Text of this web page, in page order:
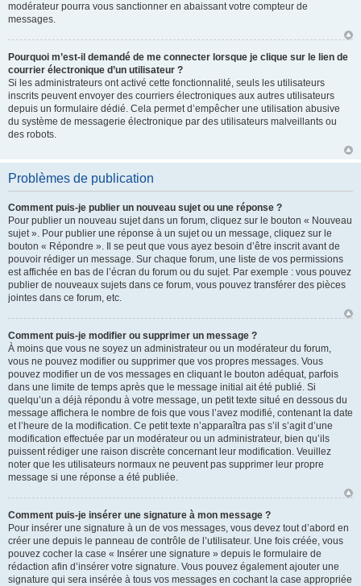
modérateur pourra vous sanctionner en abaissant votre compteur de
messages.
Pourquoi m’est-il demandé de me connecter lorsque je clique sur le lien de
courrier électronique d’un utilisateur ?
Si les administrateurs ont activé cette fonctionnalité, seuls les utilisateurs
inscrits peuvent envoyer des courriers électroniques aux autres utilisateurs
depuis un formulaire dédié. Cela permet d’empêcher une utilisation abusive
du système de messagerie électronique par des utilisateurs malveillants ou
des robots.
Problèmes de publication
Comment puis-je publier un nouveau sujet ou une réponse ?
Pour publier un nouveau sujet dans un forum, cliquez sur le bouton « Nouveau
sujet ». Pour publier une réponse à un sujet ou un message, cliquez sur le
bouton « Répondre ». Il se peut que vous ayez besoin d’être inscrit avant de
pouvoir rédiger un message. Sur chaque forum, une liste de vos permissions
est affichée en bas de l’écran du forum ou du sujet. Par exemple : vous pouvez
publier de nouveaux sujets dans ce forum, vous pouvez transférer des pièces
jointes dans ce forum, etc.
Comment puis-je modifier ou supprimer un message ?
À moins que vous ne soyez un administrateur ou un modérateur du forum,
vous ne pouvez modifier ou supprimer que vos propres messages. Vous
pouvez modifier un de vos messages en cliquant le bouton adéquat, parfois
dans une limite de temps après que le message initial ait été publié. Si
quelqu’un a déjà répondu à votre message, un petit texte situé en dessous du
message affichera le nombre de fois que vous l’avez modifié, contenant la date
et l’heure de la modification. Ce petit texte n’apparaîtra pas s’il s’agit d’une
modification effectuée par un modérateur ou un administrateur, bien qu’ils
puissent rédiger une raison discrète concernant leur modification. Veuillez
noter que les utilisateurs normaux ne peuvent pas supprimer leur propre
message si une réponse a été publiée.
Comment puis-je insérer une signature à mon message ?
Pour insérer une signature à un de vos messages, vous devez tout d’abord en
créer une depuis le panneau de contrôle de l’utilisateur. Une fois créée, vous
pouvez cocher la case « Insérer une signature » depuis le formulaire de
rédaction afin d’insérer votre signature. Vous pouvez également ajouter une
signature qui sera insérée à tous vos messages en cochant la case appropriée